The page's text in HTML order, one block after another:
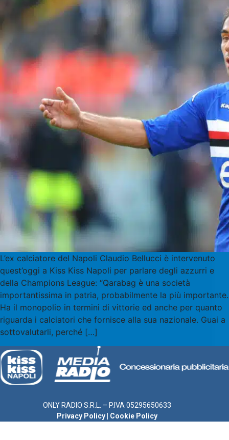
L’ex calciatore del Napoli Claudio Bellucci è intervenuto
quest’oggi a Kiss Kiss Napoli per parlare degli azzurri e
della Champions League: “Qarabag è una società
importantissima in patria, probabilmente la più importante.
Ha il monopolio in termini di vittorie ed anche per quanto
riguarda i calciatori che fornisce alla sua nazionale. Guai a
sottovalutarli, perché […]
ONLY RADIO S.R.L. – P.IVA 05295650633
Privacy Policy
Cookie Policy